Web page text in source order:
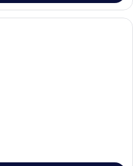
Ein ordentlich eingerichtetes